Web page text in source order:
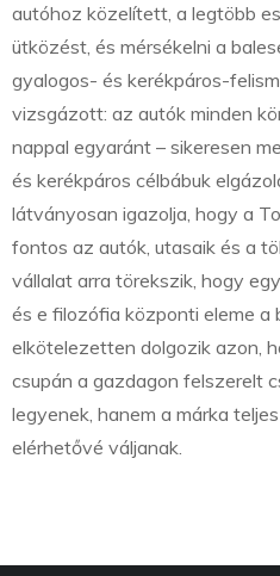
autóhoz közelített, a legtöbb
ütközést, és mérsékelni a
gyalogos- és kerékpáros-
vizsgázott: az autók minden
nappal egyaránt – sikeresen
és kerékpáros célbábuk
látványosan igazolja, hogy a
fontos az autók, utasaik és a
vállalat arra törekszik, hogy
és e filozófia központi eleme
elkötelezetten dolgozik azon,
csupán a gazdagon felszerelt
legyenek, hanem a márka
elérhetővé váljanak.